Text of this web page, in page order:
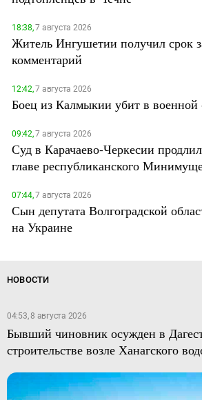
18:38,7 августа 2026
Житель Ингушетии получил срок
комментарий
12:42,7 августа 2026
Боец из Калмыкии убит в военной
09:42,7 августа 2026
Суд в Карачаево-Черкесии
главе республиканского
07:44,7 августа 2026
Сын депутата Волгоградской
на Украине
НОВОСТИ
04:53, 8 августа 2026
Бывший чиновник осужден в
строительстве возле Ханагского